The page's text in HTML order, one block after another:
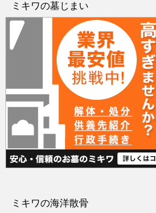
ミキワの墓じまい
ミキワの海洋散骨